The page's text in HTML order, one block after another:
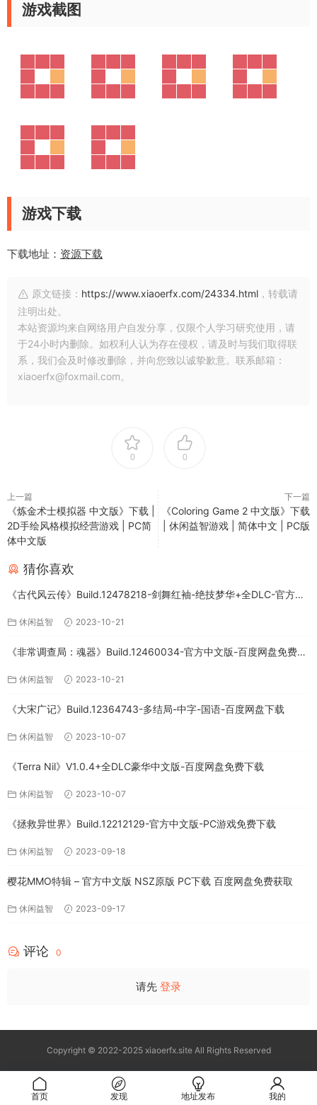
游戏截图
游戏下载
下载地址： 资源下载
原文链接： https://www.xiaoerfx.com/24334.html ，转载请
注明出处。
本站资源均来自网络用户自发分享，仅限个人学习研究使用，请
于24小时内删除。如权利人认为存在侵权，请及时与我们取得联
系，我们会及时修改删除，并向您致以诚挚歉意。联系邮箱：
xiaoerfx@foxmail.com。
0 0
上一篇
《炼金术士模拟器 中文版》下载 |
2D手绘风格模拟经营游戏 | PC简
体中文版
下一篇
《Coloring Game 2 中文版》下载
| 休闲益智游戏 | 简体中文 | PC版
猜你喜欢
《古代风云传》Build.12478218-剑舞红袖-绝技梦华+全DLC-官方中
休闲益智 2023-10-21
《非常调查局：魂器》Build.12460034-官方中文版-百度网盘免费下
休闲益智 2023-10-21
《大宋广记》Build.12364743-多结局-中字-国语-百度网盘下载
休闲益智 2023-10-07
《Terra Nil》V1.0.4+全DLC豪华中文版-百度网盘免费下载
休闲益智 2023-10-07
《拯救异世界》Build.12212129-官方中文版-PC游戏免费下载
休闲益智 2023-09-18
樱花MMO特辑 – 官方中文版 NSZ原版 PC下载 百度网盘免费获取
休闲益智 2023-09-17
评论 0
请先 登录
Copyright © 2022-2025 xiaoerfx.site All Rights Reserved
首页 发现 地址发布 我的